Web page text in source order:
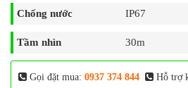
Chống nước IP67
Tầm nhìn 30m
Gọi đặt mua: 0937 374 844 Hỗ trợ